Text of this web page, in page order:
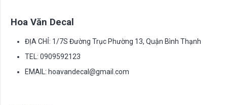
Hoa Văn Decal
ĐỊA CHỈ: 1/7S Đường Trục Phường 13, Quận Bình Thạnh
TEL: 0909592123
EMAIL: hoavandecal@gmail.com